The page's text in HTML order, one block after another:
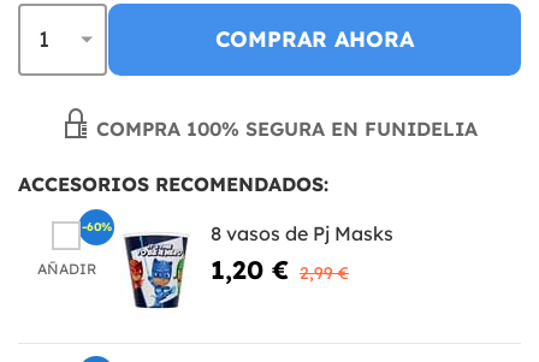
COMPRAR AHORA
COMPRA 100% SEGURA EN FUNIDELIA
ACCESORIOS RECOMENDADOS:
AÑADIR
8 vasos de Pj Masks
1,20 € 2,99 €
-60%